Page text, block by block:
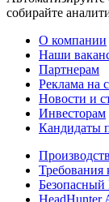
собирайте
О компании
Наши
Партнерам
Реклама на
Новости и
Инвесторам
Кандидаты
Безопасный
HeadHunter